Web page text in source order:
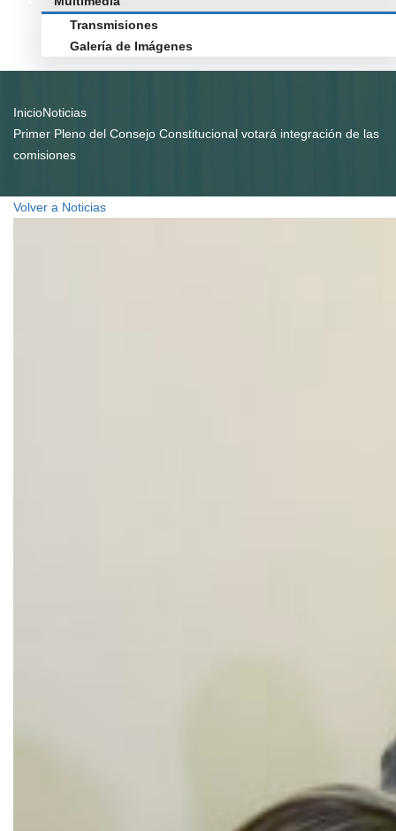
Transmisiones
Galería de Imágenes
InicioNoticias
Primer Pleno del Consejo Constitucional votará integración de las
comisiones
Volver a Noticias